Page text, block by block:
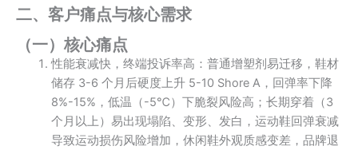
二、客户痛点与核心需求
（一）核心痛点
性能衰减快，终端投诉率高：普通增塑剂易迁移，鞋材
储存 3-6 个月后硬度上升 5-10 Shore A，回弹率下降
8%-15%，低温（-5℃）下脆裂风险高；长期穿着（3
个月以上）易出现塌陷、变形、发白，运动鞋回弹衰减
导致运动损伤风险增加，休闲鞋外观质感变差，品牌退